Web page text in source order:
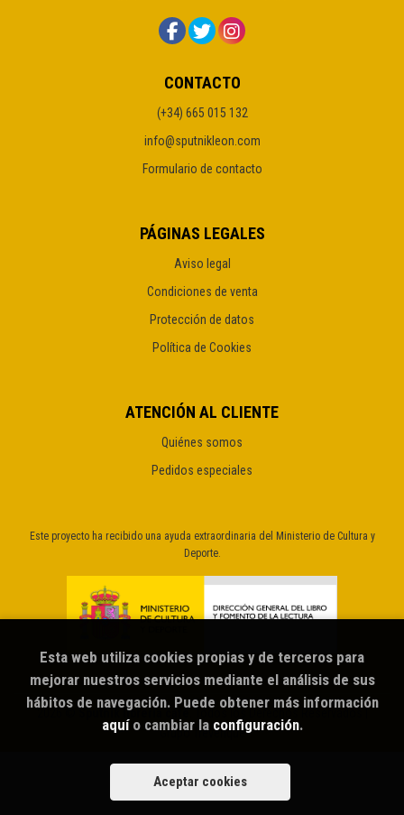
CONTACTO
(+34) 665 015 132
info@sputnikleon.com
Formulario de contacto
PÁGINAS LEGALES
Aviso legal
Condiciones de venta
Protección de datos
Política de Cookies
ATENCIÓN AL CLIENTE
Quiénes somos
Pedidos especiales
Este proyecto ha recibido una ayuda extraordinaria del Ministerio de Cultura y
Deporte.
Sputnik librería café
Grupo Trevenque
Esta web utiliza cookies propias y de terceros para
mejorar nuestros servicios mediante el análisis de sus
hábitos de navegación. Puede obtener más información
aquío cambiar la configuración.
Aceptar cookies